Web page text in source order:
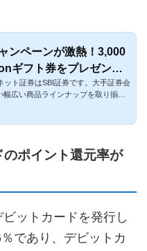
ンペーンが激熱！3,000
ギフト券をプレゼン
ット証券はSBI証券です。大手証券会
広い商品ラインナップを取り揃え
ポイント還元率が
ットカードを発行し
であり、デビットカ